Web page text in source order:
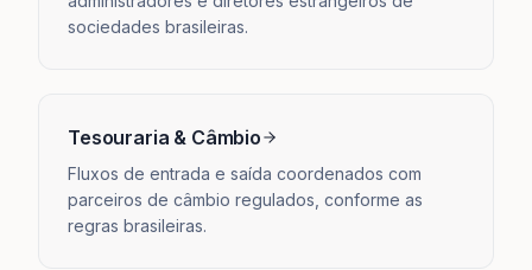
sociedades brasileiras.
Tesouraria & Câmbio
Fluxos de entrada e saída coordenados com
parceiros de câmbio regulados, conforme as
regras brasileiras.